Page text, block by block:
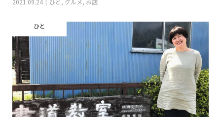
2021.09.24 ひと , グルメ, お店
ひと